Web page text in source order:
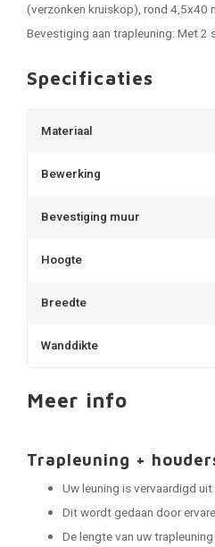
(verzonken kruiskop), rond 4,5x40
Bevestiging aan trapleuning: Met
Specificaties
Materiaal
Bewerking
Bevestiging muur
Hoogte
Breedte
Wanddikte
Meer info
Trapleuning +
Uw leuning is vervaardigd
Dit wordt gedaan door
De lengte van uw